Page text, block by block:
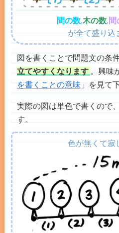
間の数,木の数,間
が全て盛り込
図を書くことで問題文の条
立てやすくなります 。興味
を書くことの意味 」を見て
実際の図は単色で書くので
す。
色が無くて寂